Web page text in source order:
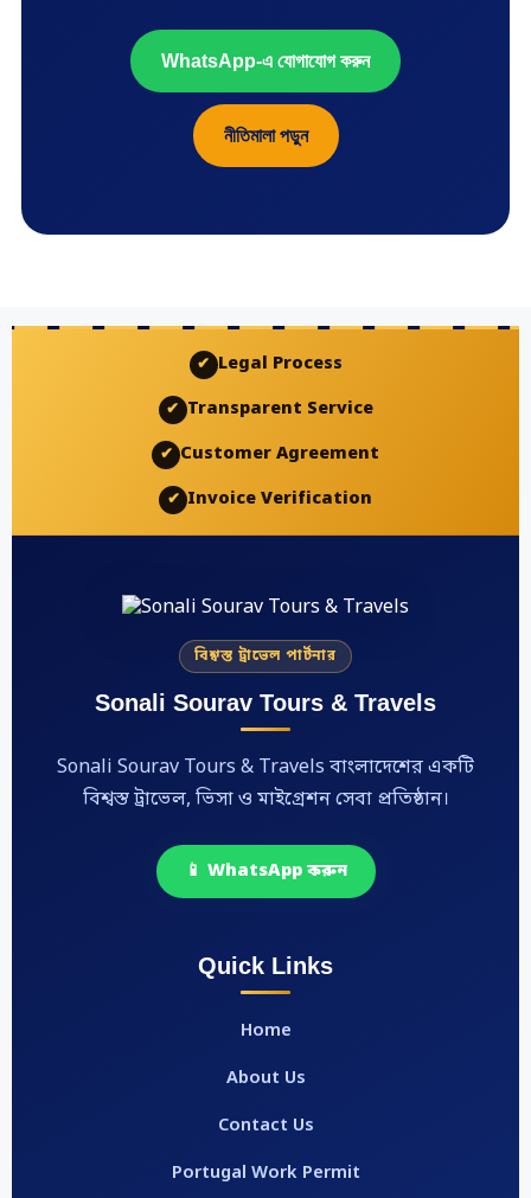
WhatsApp-এ যোগাযোগ করুন
নীতিমালা পড়ুন
✔ Legal Process
✔ Transparent Service
✔ Customer Agreement
✔ Invoice Verification
বিশ্বস্ত ট্রাভেল পার্টনার
Sonali Sourav Tours & Travels
Sonali Sourav Tours & Travels বাংলাদেশের একটি
বিশ্বস্ত ট্রাভেল, ভিসা ও মাইগ্রেশন সেবা প্রতিষ্ঠান।
📱 WhatsApp করুন
Quick Links
Home
About Us
Contact Us
Portugal Work Permit